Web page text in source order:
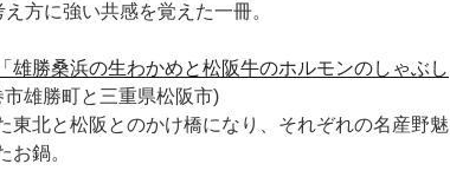
え方に強い共感を覚えた一冊。
「雄勝桑浜の生わかめと松阪牛のホルモンのしゃぶし
市雄勝町と三重県松阪市)
東北と松阪とのかけ橋になり、それぞれの名産野魅
お鍋。